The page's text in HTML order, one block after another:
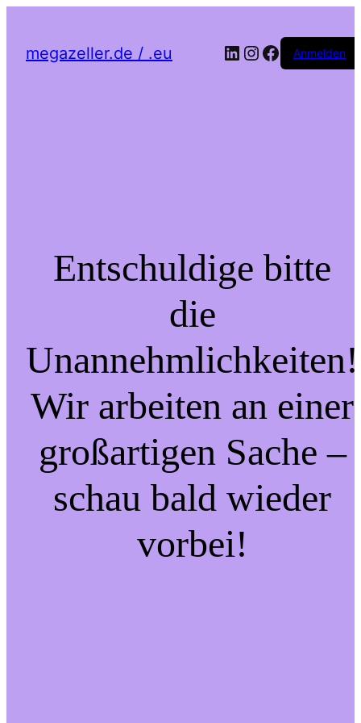
megazeller.de / .eu LinkedIn
Instagram
Facebook
Anmelden
Entschuldige bitte
die
Unannehmlichkeiten!
Wir arbeiten an einer
großartigen Sache –
schau bald wieder
vorbei!